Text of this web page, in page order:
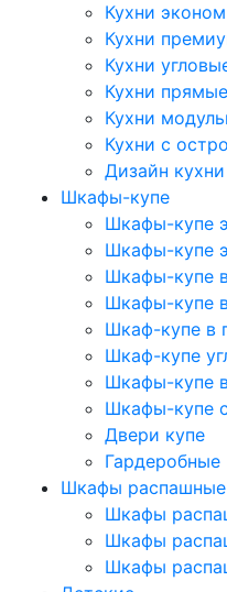
Кухни эконом
Кухни
Кухни
Кухни прямые
Кухни
Кухни с
Дизайн кухни
Шкафы-купе
Шкафы-купе
Шкафы-купе
Шкафы-купе
Шкафы-купе
Шкаф-купе в
Шкаф-купе
Шкафы-купе
Шкафы-купе
Двери купе
Гардеробные
Шкафы распашные
Шкафы
Шкафы
Шкафы